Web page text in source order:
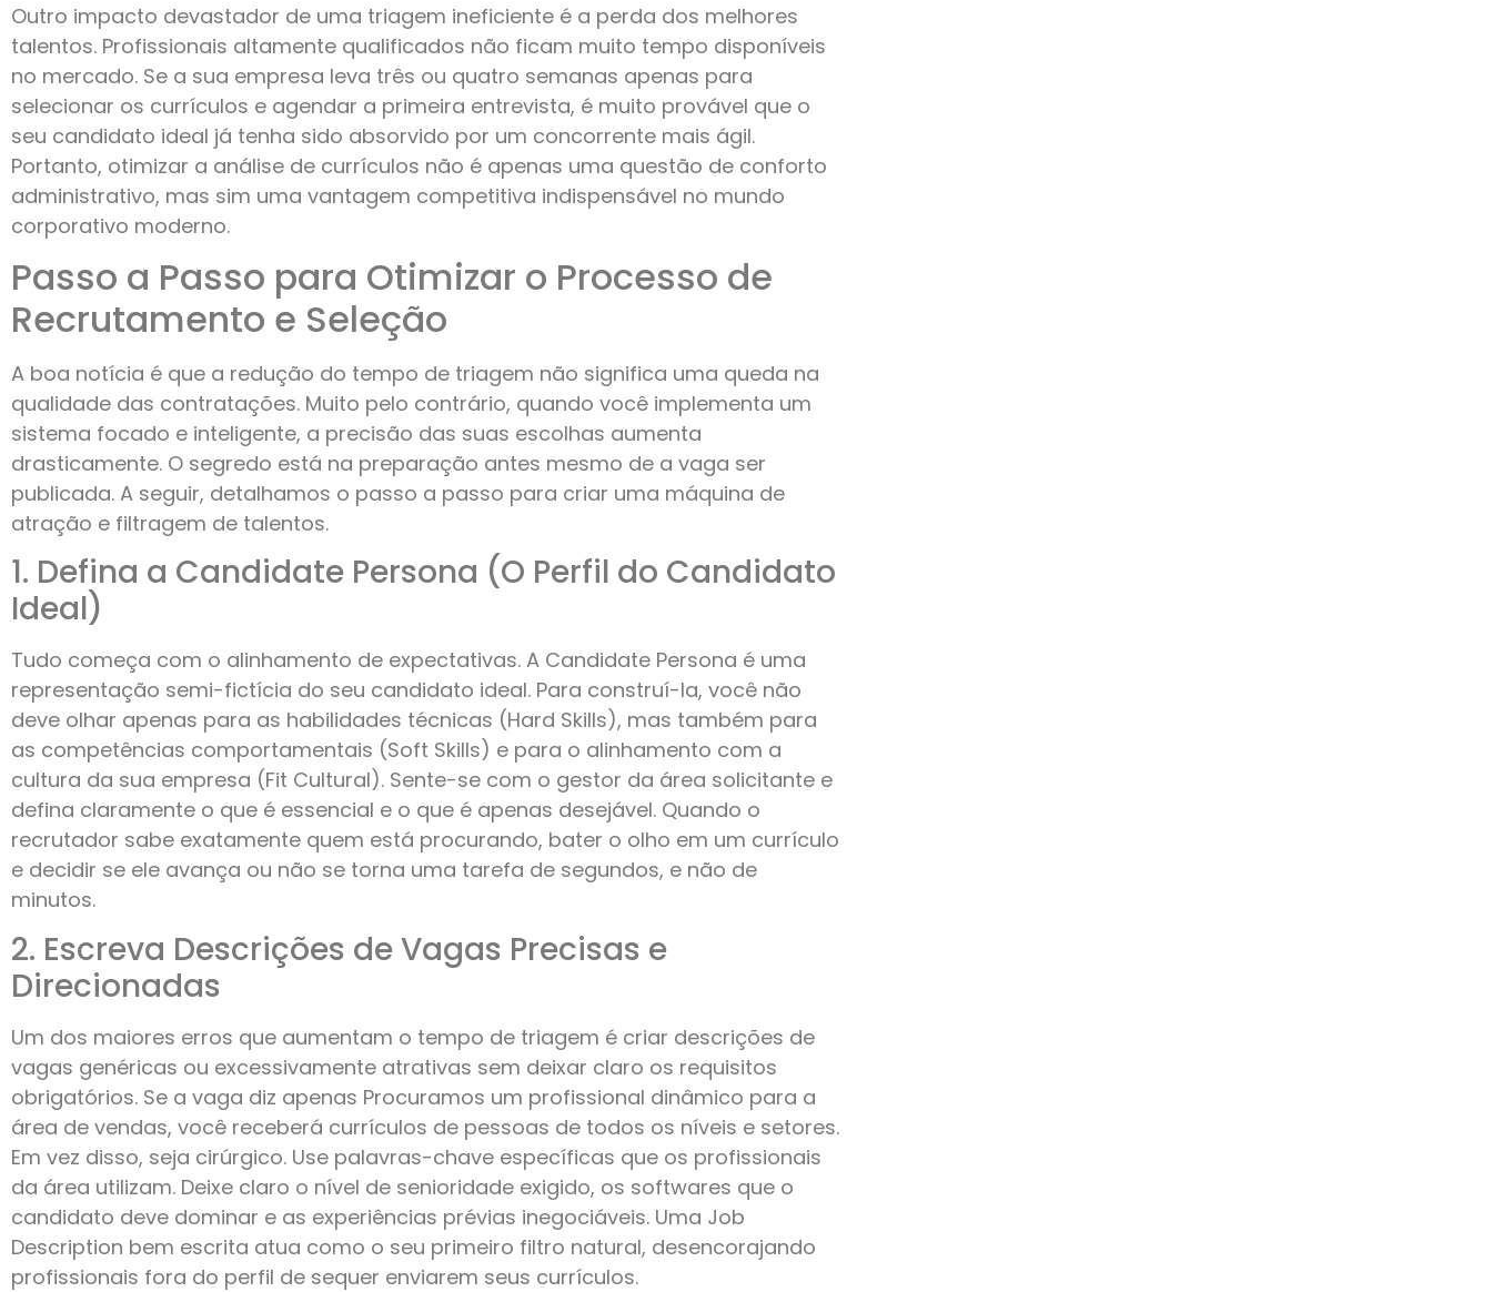
Outro impacto devastador de uma triagem ineficiente é a perda dos melhores
talentos. Profissionais altamente qualificados não ficam muito tempo disponíveis
no mercado. Se a sua empresa leva três ou quatro semanas apenas para
selecionar os currículos e agendar a primeira entrevista, é muito provável que o
seu candidato ideal já tenha sido absorvido por um concorrente mais ágil.
Portanto, otimizar a análise de currículos não é apenas uma questão de conforto
administrativo, mas sim uma vantagem competitiva indispensável no mundo
corporativo moderno.
Passo a Passo para Otimizar o Processo de
Recrutamento e Seleção
A boa notícia é que a redução do tempo de triagem não significa uma queda na
qualidade das contratações. Muito pelo contrário, quando você implementa um
sistema focado e inteligente, a precisão das suas escolhas aumenta
drasticamente. O segredo está na preparação antes mesmo de a vaga ser
publicada. A seguir, detalhamos o passo a passo para criar uma máquina de
atração e filtragem de talentos.
1. Defina a Candidate Persona (O Perfil do Candidato
Ideal)
Tudo começa com o alinhamento de expectativas. A Candidate Persona é uma
representação semi-fictícia do seu candidato ideal. Para construí-la, você não
deve olhar apenas para as habilidades técnicas (Hard Skills), mas também para
as competências comportamentais (Soft Skills) e para o alinhamento com a
cultura da sua empresa (Fit Cultural). Sente-se com o gestor da área solicitante e
defina claramente o que é essencial e o que é apenas desejável. Quando o
recrutador sabe exatamente quem está procurando, bater o olho em um currículo
e decidir se ele avança ou não se torna uma tarefa de segundos, e não de
minutos.
2. Escreva Descrições de Vagas Precisas e
Direcionadas
Um dos maiores erros que aumentam o tempo de triagem é criar descrições de
vagas genéricas ou excessivamente atrativas sem deixar claro os requisitos
obrigatórios. Se a vaga diz apenas Procuramos um profissional dinâmico para a
área de vendas, você receberá currículos de pessoas de todos os níveis e setores.
Em vez disso, seja cirúrgico. Use palavras-chave específicas que os profissionais
da área utilizam. Deixe claro o nível de senioridade exigido, os softwares que o
candidato deve dominar e as experiências prévias inegociáveis. Uma Job
Description bem escrita atua como o seu primeiro filtro natural, desencorajando
profissionais fora do perfil de sequer enviarem seus currículos.